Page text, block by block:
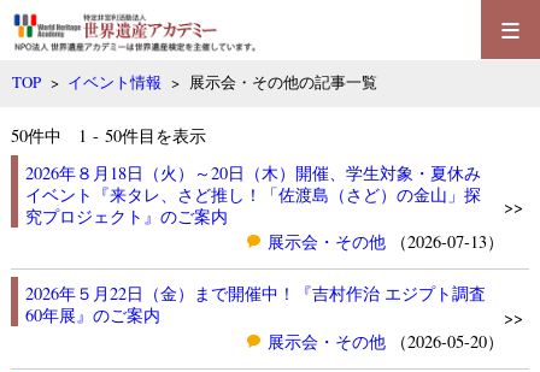
≡
TOP > イベント情報 > 展示会・その他の記事一覧
50件中 1 - 50件目を表示
2026年８月18日（火）～20日（木）開催、学生対象・夏休み
イベント『来タレ、さど推し！「佐渡島（さど）の金山」探
究プロジェクト』のご案内
展示会・その他
（2026-07-13）
>>
2026年５月22日（金）まで開催中！『吉村作治 エジプト調査
60年展』のご案内
展示会・その他
（2026-05-20）
>>